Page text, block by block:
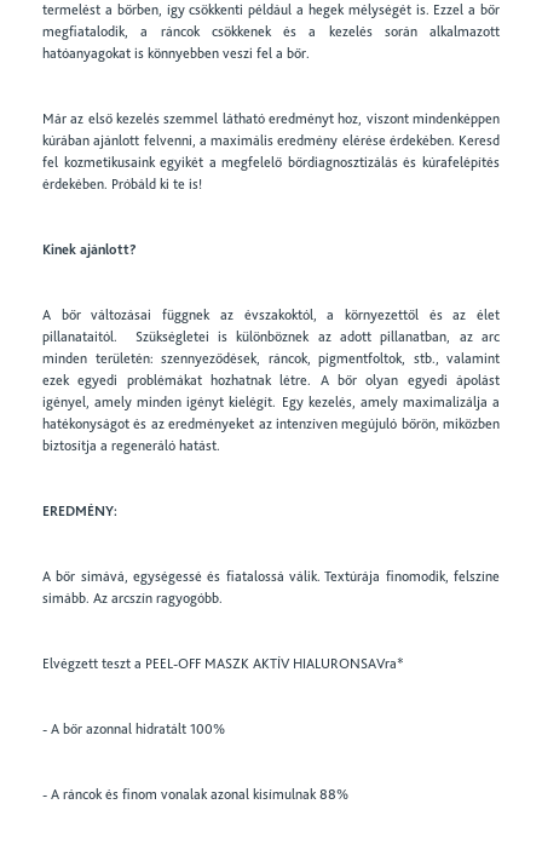
termelést a bőrben, így csökkenti például a hegek mélységét is. Ezzel a bőr
megfiatalodik, a ráncok csökkenek és a kezelés során alkalmazott
hatóanyagokat is könnyebben veszi fel a bőr.
Már az első kezelés szemmel látható eredményt hoz, viszont mindenképpen
kúrában ajánlott felvenni, a maximális eredmény elérése érdekében. Keresd
fel kozmetikusaink egyikét a megfelelő bőrdiagnosztizálás és kúrafelépítés
érdekében. Próbáld ki te is!
Kinek ajánlott?
A bőr változásai függnek az évszakoktól, a környezettől és az élet
pillanataitól. Szükségletei is különböznek az adott pillanatban, az arc
minden területén: szennyeződések, ráncok, pigmentfoltok, stb., valamint
ezek egyedi problémákat hozhatnak létre. A bőr olyan egyedi ápolást
igényel, amely minden igényt kielégít. Egy kezelés, amely maximalizálja a
hatékonyságot és az eredményeket az intenzíven megújuló bőrön, miközben
biztosítja a regeneráló hatást.
EREDMÉNY:
A bőr simává, egységessé és fiatalossá válik. Textúrája finomodik, felszíne
simább. Az arcszín ragyogóbb.
Elvégzett teszt a PEEL-OFF MASZK AKTÍV HIALURONSAVra*
- A bőr azonnal hidratált 100%
- A ráncok és finom vonalak azonal kisímulnak 88%